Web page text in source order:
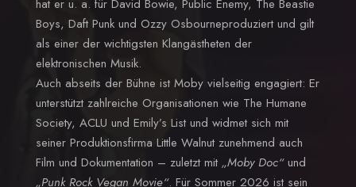
hat er u. a. für David Bowie, Public Enemy, The Beastie
Boys, Daft Punk und Ozzy Osbourneproduziert und gilt
als einer der wichtigsten Klangästheten der
elektronischen Musik.
Auch abseits der Bühne ist Moby vielseitig engagiert: Er
unterstützt zahlreiche Organisationen wie The Humane
Society, ACLU und Emily’s List und widmet sich mit
seiner Produktionsfirma Little Walnut zunehmend auch
Film und Dokumentation – zuletzt mit „Moby Doc“und
„Punk Rock Vegan Movie“. Für Sommer 2026 ist sein